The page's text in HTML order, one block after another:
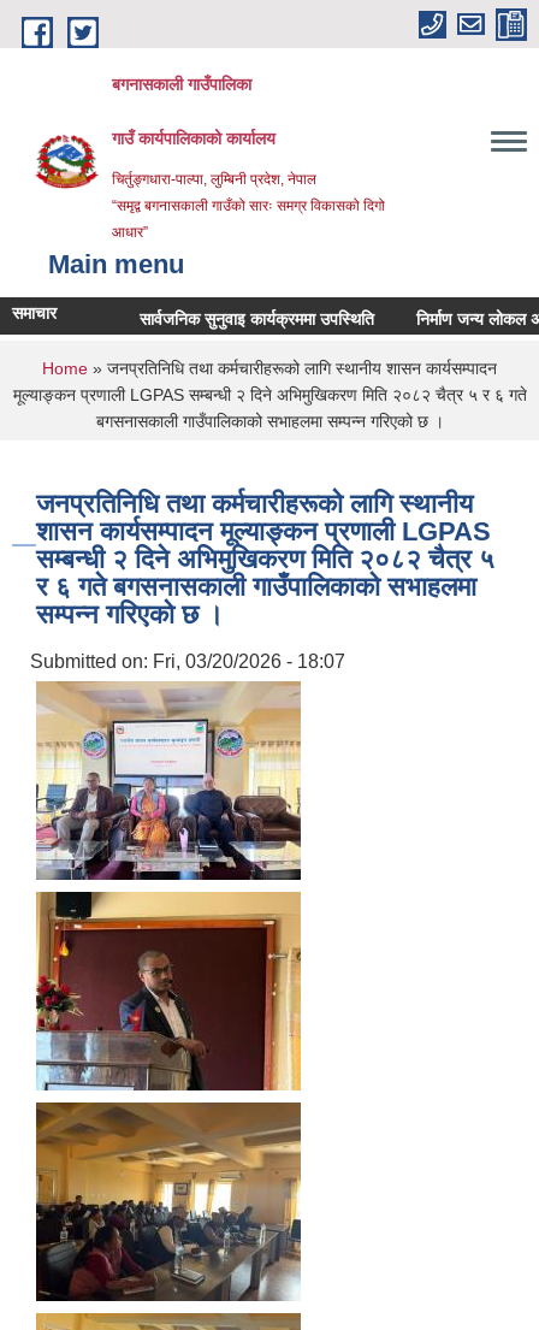
Skip to main content
बगनासकाली गाउँपालिका
गाउँ कार्यपालिकाको कार्यालय
चिर्तुङ्गधारा-पाल्पा, लुम्बिनी प्रदेश, नेपाल
“समृद्व बगनासकाली गाउँको सारः समग्र विकासको दिगो
आधार”
Main menu
समाचार सार्वजनिक सुनुवाइ कार्यक्रममा उपस्थिति निर्माण जन्य लोकल
You are here
Home » जनप्रतिनिधि तथा कर्मचारीहरूको लागि स्थानीय शासन कार्यसम्पादन
मूल्याङ्कन प्रणाली LGPAS सम्बन्धी २ दिने अभिमुखिकरण मिति २०८२ चैत्र ५ र ६ गते
बगसनासकाली गाउँपालिकाको सभाहलमा सम्पन्न गरिएको छ ।
जनप्रतिनिधि तथा कर्मचारीहरूको लागि स्थानीय
शासन कार्यसम्पादन मूल्याङ्कन प्रणाली LGPAS
सम्बन्धी २ दिने अभिमुखिकरण मिति २०८२ चैत्र ५
र ६ गते बगसनासकाली गाउँपालिकाको सभाहलमा
सम्पन्न गरिएको छ ।
Submitted on: Fri, 03/20/2026 - 18:07